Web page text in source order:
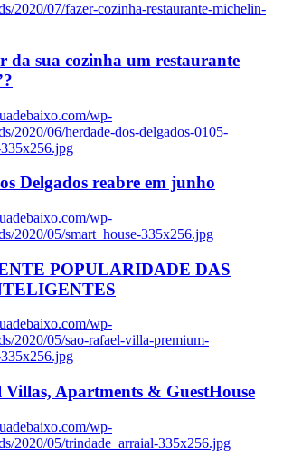
2020/07/fazer-cozinha-restaurante-michelin-
da sua cozinha um restaurante
wp-
2020/06/herdade-dos-delgados-0105-
Delgados reabre em junho
wp-
2020/05/smart_house-335x256.jpg
POPULARIDADE DAS
wp-
2020/05/sao-rafael-villa-premium-
Villas, Apartments & GuestHouse
wp-
2020/05/trindade_arraial-335x256.jpg